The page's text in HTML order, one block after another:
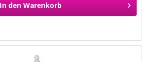
In den Warenkorb